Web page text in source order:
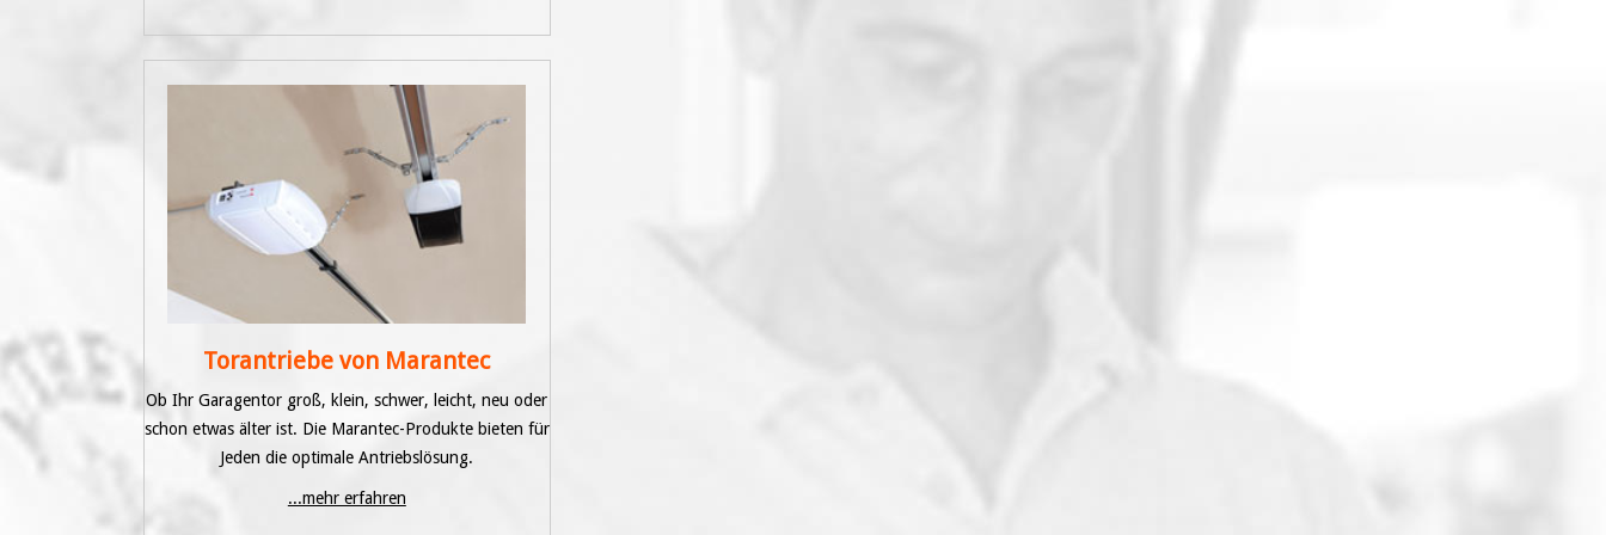
Torantriebe von Marantec
Ob Ihr Garagentor groß, klein, schwer, leicht, neu oder
schon etwas älter ist. Die Marantec-Produkte bieten für
Jeden die optimale Antriebslösung.
...mehr erfahren